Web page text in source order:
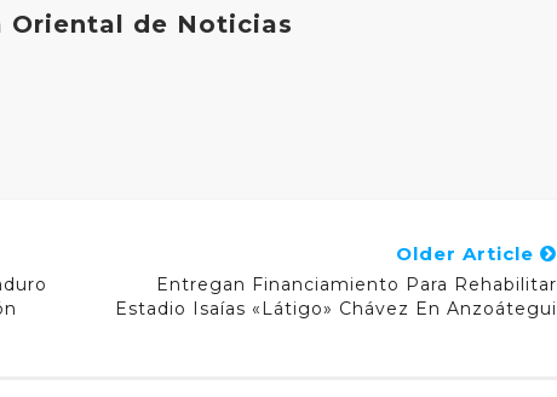
Oriental de Noticias
Older Article
Entregan Financiamiento Para Rehabilitar
Estadio Isaías «Látigo» Chávez En Anzoátegui